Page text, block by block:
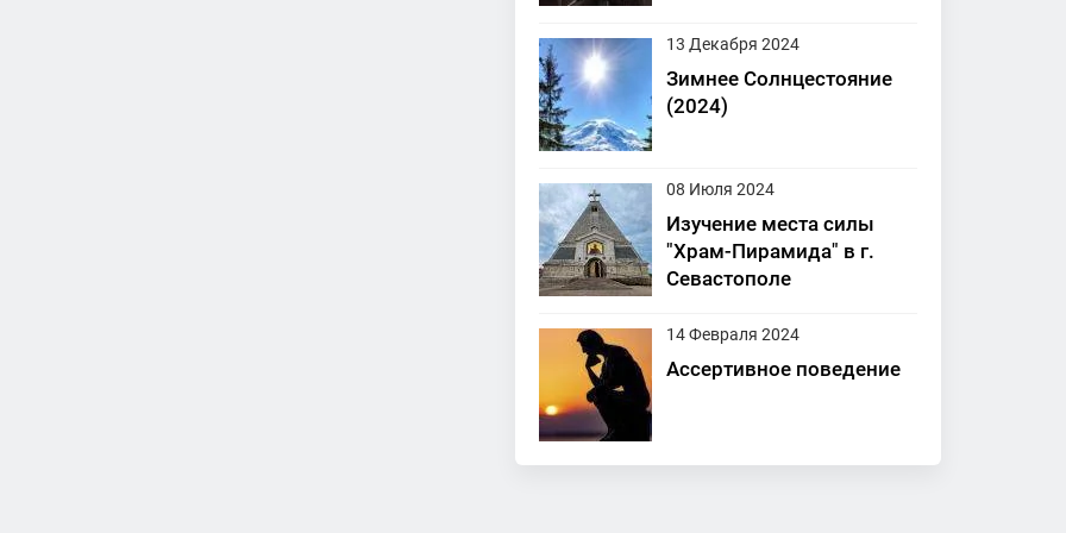
13 Декабря 2024
Зимнее Солнцестояние
(2024)
08 Июля 2024
Изучение места силы
"Храм-Пирамида" в г.
Севастополе
14 Февраля 2024
Ассертивное поведение